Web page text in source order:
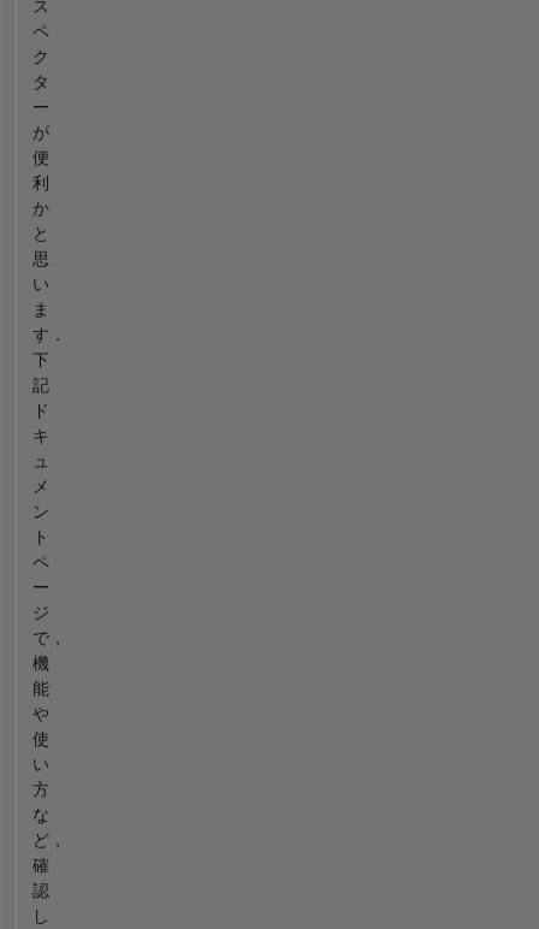
ス
ペ
ク
タ
ー
が
便
利
か
と
思
い
ま
す．
下
記
ド
キ
ュ
メ
ン
ト
ペ
ー
ジ
で，
機
能
や
使
い
方
な
ど，
確
認
し